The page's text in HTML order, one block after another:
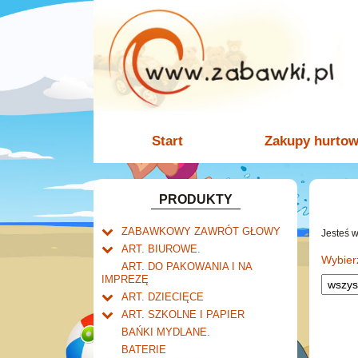
Start Zakupy
PRODUKTY
ZABAWKOWY ZAWRÓT GŁOWY
Welly.
Mały naukowiec.
Zabawki dla chłopców.
cybertransformacja
Akcesoria dla lalek.
ART. BIUROWE.
Kalendarze.
Książkowe
Wieloletnie
Ścienne
Zdzieraki
Dziurkacze i zszywacze.
Klipy i spinacze.
Korektory.
Skoroszyty, teczki i segregatory.
ART. DO PAKOWANIA I NA
IMPREZĘ
ART. DZIECIĘCE
Artykuły drogeryjne.
Produkty dla mamy i
ART. SZKOLNE I PAPIER
Tornistry, plecaki i walizki.
Drobne artykuły szkolne.
BAŃKI MYDLANE.
BATERIE
Jesteś